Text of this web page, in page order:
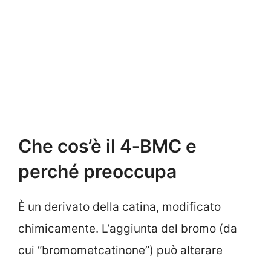
Che cos’è il 4‑BMC e
perché preoccupa
È un derivato della catina, modificato
chimicamente. L’aggiunta del bromo (da
cui “bromometcatinone”) può alterare